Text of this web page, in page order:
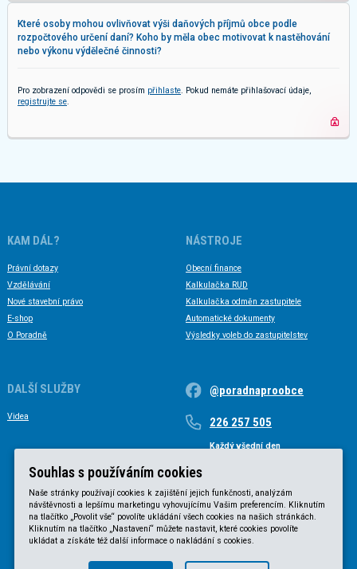
Které osoby mohou ovlivňovat výši daňových příjmů obce podle
rozpočtového určení daní? Koho by měla obec motivovat k nastěhování
nebo výkonu výdělečné činnosti?
Pro zobrazení odpovědi se prosím přihlaste . Pokud nemáte přihlašovací údaje,
registrujte se
KAM DÁL?
Právní dotazy
Vzdělávání
Nové stavební právo
E-shop
O Poradně
NÁSTROJE
Obecní finance
Kalkulačka RUD
Kalkulačka odměn zastupitele
Automatické dokumenty
Výsledky voleb do zastupitelstev
DALŠÍ SLUŽBY
Videa
@poradnaproobce
226 257 505
Každý všední den
Souhlas s používáním cookies
Naše stránky používají cookies k zajištění jejich funkčnosti, analýzám
návštěvnosti a lepšímu marketingu vyhovujícímu Vašim preferencím. Kliknutím
na tlačítko „Povolit vše“ povolíte ukládání všech cookies na našich stránkách.
Kliknutím na tlačítko „Nastavení“ můžete nastavit, které cookies povolíte
ukládat a získáte též další informace o nakládání s cookies.